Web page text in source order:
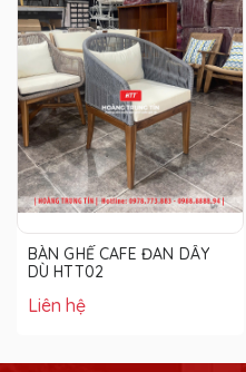
BÀN GHẾ CAFE ĐAN DÂY
DÙ HTT02
Liên hệ